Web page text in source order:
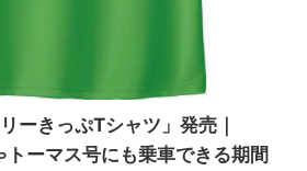
ーきっぷTシャツ」発売｜
ーマス号にも乗車できる期間